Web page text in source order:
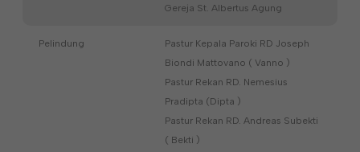
Gereja St. Albertus Agung
Pelindung
Pastur Kepala Paroki RD Joseph
Biondi Mattovano ( Vanno )
Pastur Rekan RD. Nemesius
Pradipta (Dipta )
Pastur Rekan RD. Andreas Subekti
( Bekti )